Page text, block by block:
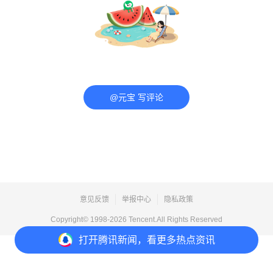
打开腾讯新闻，看更多热点资讯
@元宝 写评论
意见反馈 举报中心 隐私政策
Copyright© 1998-2026 Tencent.All Rights Reserved